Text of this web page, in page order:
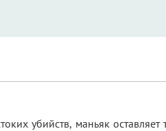
убийств, маньяк